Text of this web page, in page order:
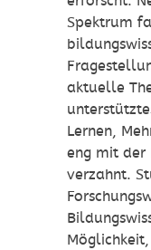
Spektrum
aktuelle
Lernen,
eng mit der
verzahnt.